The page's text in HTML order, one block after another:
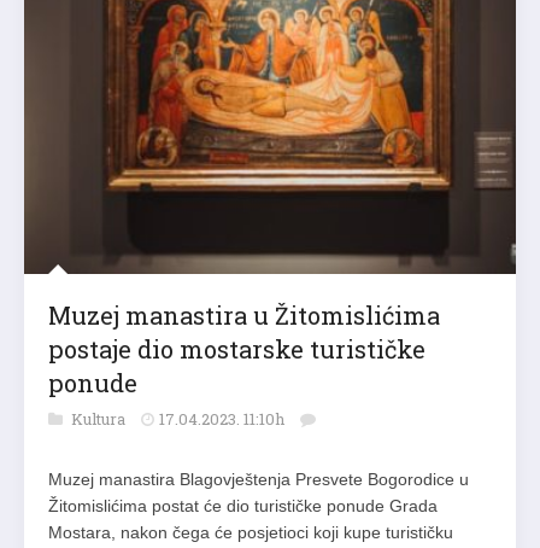
Muzej manastira u Žitomislićima
postaje dio mostarske turističke
ponude
Kultura 17.04.2023. 11:10h
Muzej manastira Blagovještenja Presvete Bogorodice u
Žitomislićima postat će dio turističke ponude Grada
Mostara, nakon čega će posjetioci koji kupe turističku